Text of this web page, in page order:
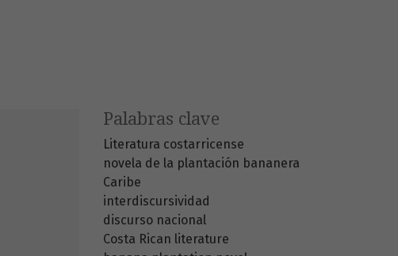
Palabras clave
Literatura costarricense
novela de la plantación bananera
Caribe
interdiscursividad
discurso nacional
Costa Rican literature